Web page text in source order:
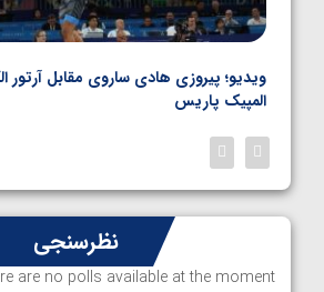
ویدیو؛ پیروزی هادی ساروی مقابل آرتور
المپیک پاریس
نظرسنجی
are no polls available at the moment.